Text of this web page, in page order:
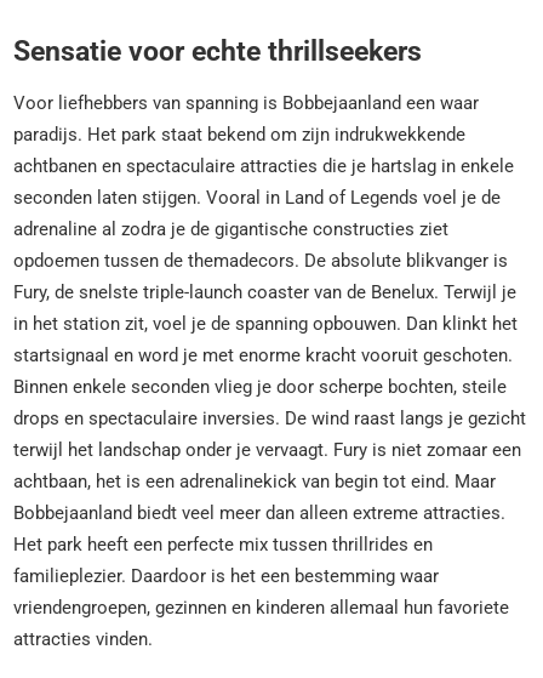
Sensatie voor echte thrillseekers
Voor liefhebbers van spanning is Bobbejaanland een waar
paradijs. Het park staat bekend om zijn indrukwekkende
achtbanen en spectaculaire attracties die je hartslag in enkele
seconden laten stijgen. Vooral in Land of Legends voel je de
adrenaline al zodra je de gigantische constructies ziet
opdoemen tussen de themadecors. De absolute blikvanger is
Fury, de snelste triple-launch coaster van de Benelux. Terwijl je
in het station zit, voel je de spanning opbouwen. Dan klinkt het
startsignaal en word je met enorme kracht vooruit geschoten.
Binnen enkele seconden vlieg je door scherpe bochten, steile
drops en spectaculaire inversies. De wind raast langs je gezicht
terwijl het landschap onder je vervaagt. Fury is niet zomaar een
achtbaan, het is een adrenalinekick van begin tot eind. Maar
Bobbejaanland biedt veel meer dan alleen extreme attracties.
Het park heeft een perfecte mix tussen thrillrides en
familieplezier. Daardoor is het een bestemming waar
vriendengroepen, gezinnen en kinderen allemaal hun favoriete
attracties vinden.